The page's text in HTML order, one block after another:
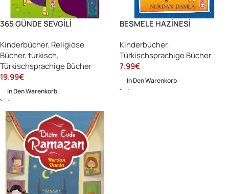
365 GÜNDE SEVGİLİ
Kinderbücher, Religiöse
Bücher,türkisch,
Türkischsprachige Bücher
19.99€
In Den Warenkorb
BESMELE HAZİNESİ
Kinderbücher,
Türkischsprachige Bücher
7.99€
In Den Warenkorb